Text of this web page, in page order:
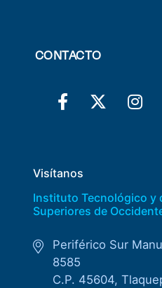
CONTACTO
Visítanos
Instituto Tecnológico y
Superiores de
Periférico Sur
8585
C.P. 45604,